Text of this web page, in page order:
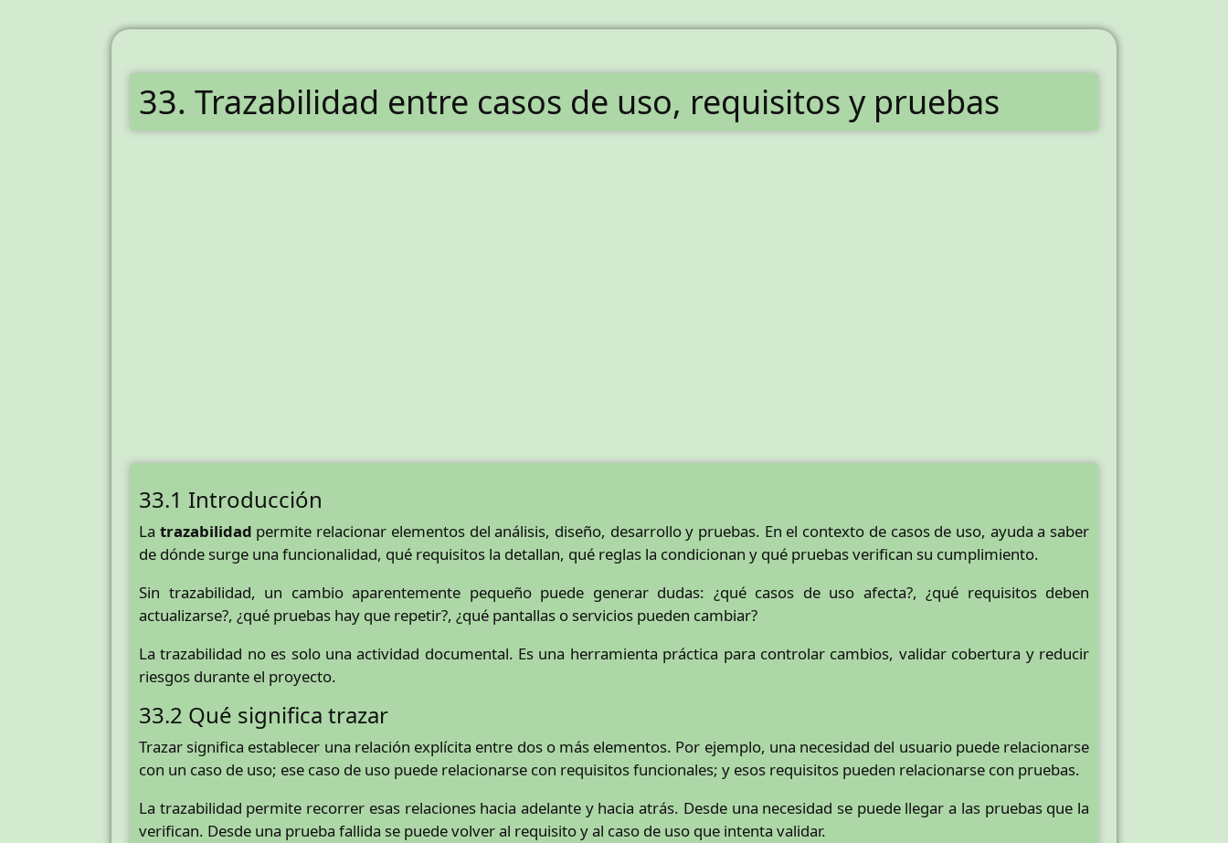
33. Trazabilidad entre casos de uso, requisitos y pruebas
33.1 Introducción
La trazabilidad permite relacionar elementos del análisis, diseño, desarrollo y pruebas. En el contexto de casos de uso, ayuda a saber
de dónde surge una funcionalidad, qué requisitos la detallan, qué reglas la condicionan y qué pruebas verifican su cumplimiento.
Sin trazabilidad, un cambio aparentemente pequeño puede generar dudas: ¿qué casos de uso afecta?, ¿qué requisitos deben
actualizarse?, ¿qué pruebas hay que repetir?, ¿qué pantallas o servicios pueden cambiar?
La trazabilidad no es solo una actividad documental. Es una herramienta práctica para controlar cambios, validar cobertura y reducir
riesgos durante el proyecto.
33.2 Qué significa trazar
Trazar significa establecer una relación explícita entre dos o más elementos. Por ejemplo, una necesidad del usuario puede relacionarse
con un caso de uso; ese caso de uso puede relacionarse con requisitos funcionales; y esos requisitos pueden relacionarse con pruebas.
La trazabilidad permite recorrer esas relaciones hacia adelante y hacia atrás. Desde una necesidad se puede llegar a las pruebas que la
verifican. Desde una prueba fallida se puede volver al requisito y al caso de uso que intenta validar.